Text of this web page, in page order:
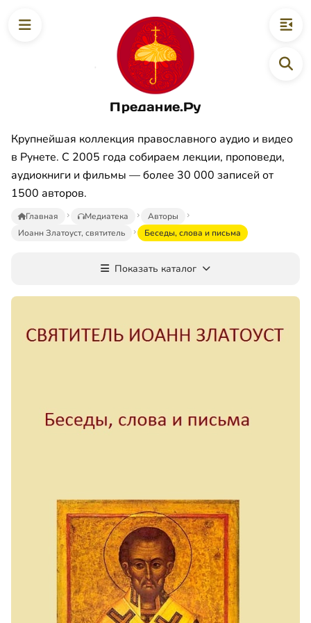
Предание.Ру
Крупнейшая коллекция православного аудио и видео
в Рунете. С 2005 года собираем лекции, проповеди,
аудиокниги и фильмы — более 30 000 записей от
1500 авторов.
Главная Медиатека
Авторы
Иоанн Златоуст, святитель
Беседы, слова и письма
Показать каталог